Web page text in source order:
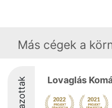
Más cégek a
Díjazottak Lovaglás